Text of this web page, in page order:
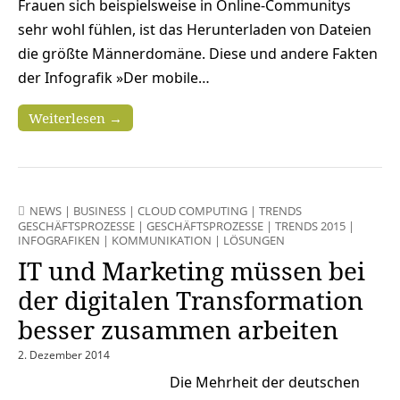
Frauen sich beispielsweise in Online-Communitys
sehr wohl fühlen, ist das Herunterladen von Dateien
die größte Männerdomäne. Diese und andere Fakten
der Infografik »Der mobile…
Weiterlesen →
NEWS | BUSINESS | CLOUD COMPUTING | TRENDS
GESCHÄFTSPROZESSE | GESCHÄFTSPROZESSE | TRENDS 2015 |
INFOGRAFIKEN | KOMMUNIKATION | LÖSUNGEN
IT und Marketing müssen bei
der digitalen Transformation
besser zusammen arbeiten
2. Dezember 2014
Die Mehrheit der deutschen